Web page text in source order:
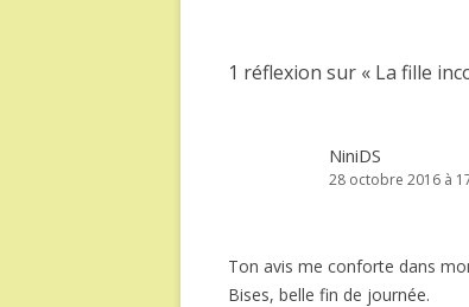
1 réflexion sur « La fille
NiniDS
28 octobre 2016 à
Ton avis me conforte dans
Bises, belle fin de journée.